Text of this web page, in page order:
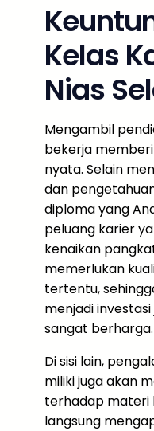
Kelas
Nias
Mengambil
bekerja
nyata. Selain
dan
diploma yang
peluang karier
kenaikan
memerlukan
tertentu,
menjadi
sangat berharga.
Di sisi lain,
miliki juga akan
terhadap materi
langsung